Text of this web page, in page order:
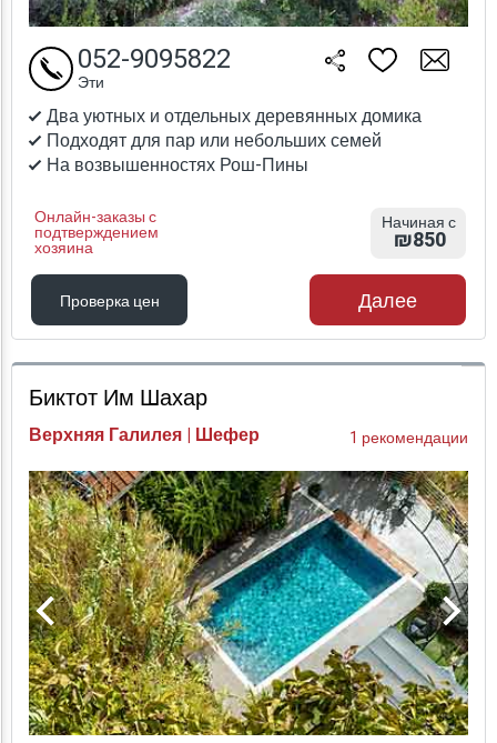
Два уютных и отдельных деревянных домика
Подходят для пар или небольших семей
На возвышенностях Рош-Пины
Онлайн-заказы с
подтверждением
хозяина
052-9095822
Эти
Начиная с
₪850
Проверка цен
Проверка цен
Далее
Биктот Им Шахар
Верхняя Галилея | Шефер 1 рекомендации